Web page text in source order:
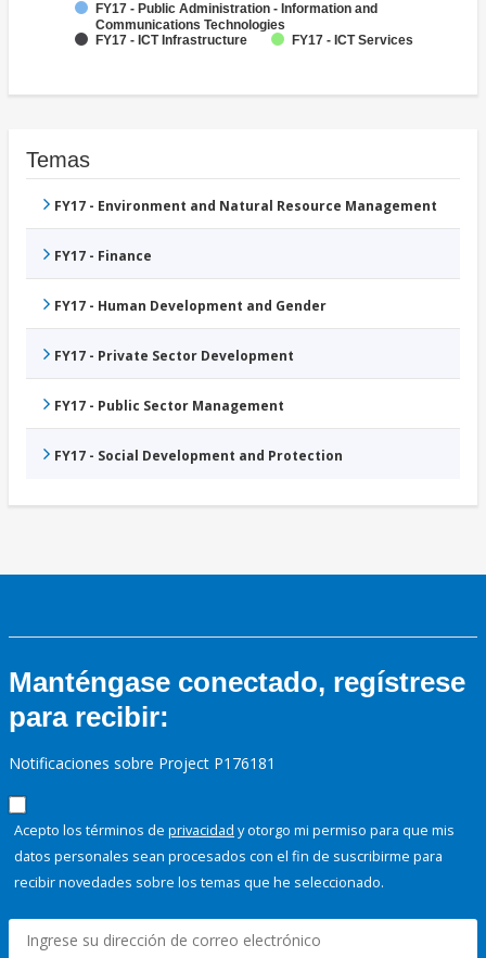
FY17 - Public Administration - Information and
Communications Technologies
FY17 - ICT Infrastructure
FY17 - ICT Services
Temas
FY17 - Environment and Natural Resource Management
FY17 - Finance
FY17 - Human Development and Gender
FY17 - Private Sector Development
FY17 - Public Sector Management
FY17 - Social Development and Protection
Manténgase conectado, regístrese
para recibir:
Notificaciones sobre Project P176181
Acepto los términos de privacidad y otorgo mi permiso para que mis
datos personales sean procesados con el fin de suscribirme para
recibir novedades sobre los temas que he seleccionado.